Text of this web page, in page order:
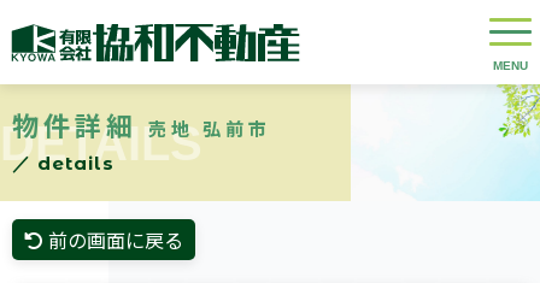
物件詳細 売地 弘前市
／ details
DETAILS
前の画面に戻る